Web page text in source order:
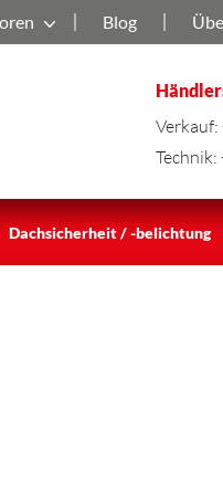
Blog
Verkauf:
Technik:
Dachsicherheit / -belichtung